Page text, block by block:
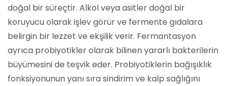
doğal bir süreçtir. Alkol veya asitler doğal bir
koruyucu olarak işlev görür ve fermente gıdalara
belirgin bir lezzet ve ekşilik verir. Fermantasyon
ayrıca probiyotikler olarak bilinen yararlı bakterilerin
büyümesini de teşvik eder. Probiyotiklerin bağışıklık
fonksiyonunun yanı sıra sindirim ve kalp sağlığını